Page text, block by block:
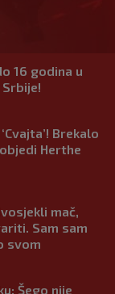
16 godina u
Brekalo
Herthe
mač,
Sam sam
svom
Šego nije